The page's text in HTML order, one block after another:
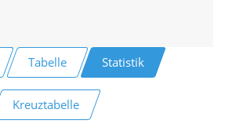
Tabelle Statistik
Kreuztabelle